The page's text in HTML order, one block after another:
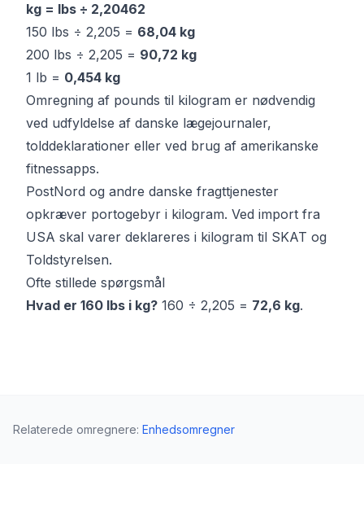
kg = lbs ÷ 2,20462
150 lbs ÷ 2,205 = 68,04 kg
200 lbs ÷ 2,205 = 90,72 kg
1 lb = 0,454 kg
Omregning af pounds til kilogram er nødvendig
ved udfyldelse af danske lægejournaler,
tolddeklarationer eller ved brug af amerikanske
fitnessapps.
PostNord og andre danske fragttjenester
opkræver portogebyr i kilogram. Ved import fra
USA skal varer deklareres i kilogram til SKAT og
Toldstyrelsen.
Ofte stillede spørgsmål
Hvad er 160 lbs i kg? 160 ÷ 2,205 = 72,6 kg.
Relaterede omregnere: Enhedsomregner